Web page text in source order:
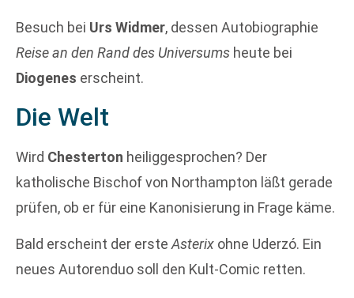
Besuch bei Urs Widmer, dessen Autobiographie
Reise an den Rand des Universums heute bei
Diogenes erscheint.
Die Welt
Wird Chesterton heiliggesprochen? Der
katholische Bischof von Northampton läßt gerade
prüfen, ob er für eine Kanonisierung in Frage käme.
Bald erscheint der ersteAsterix ohne Uderzó. Ein
neues Autorenduo soll den Kult-Comic retten.